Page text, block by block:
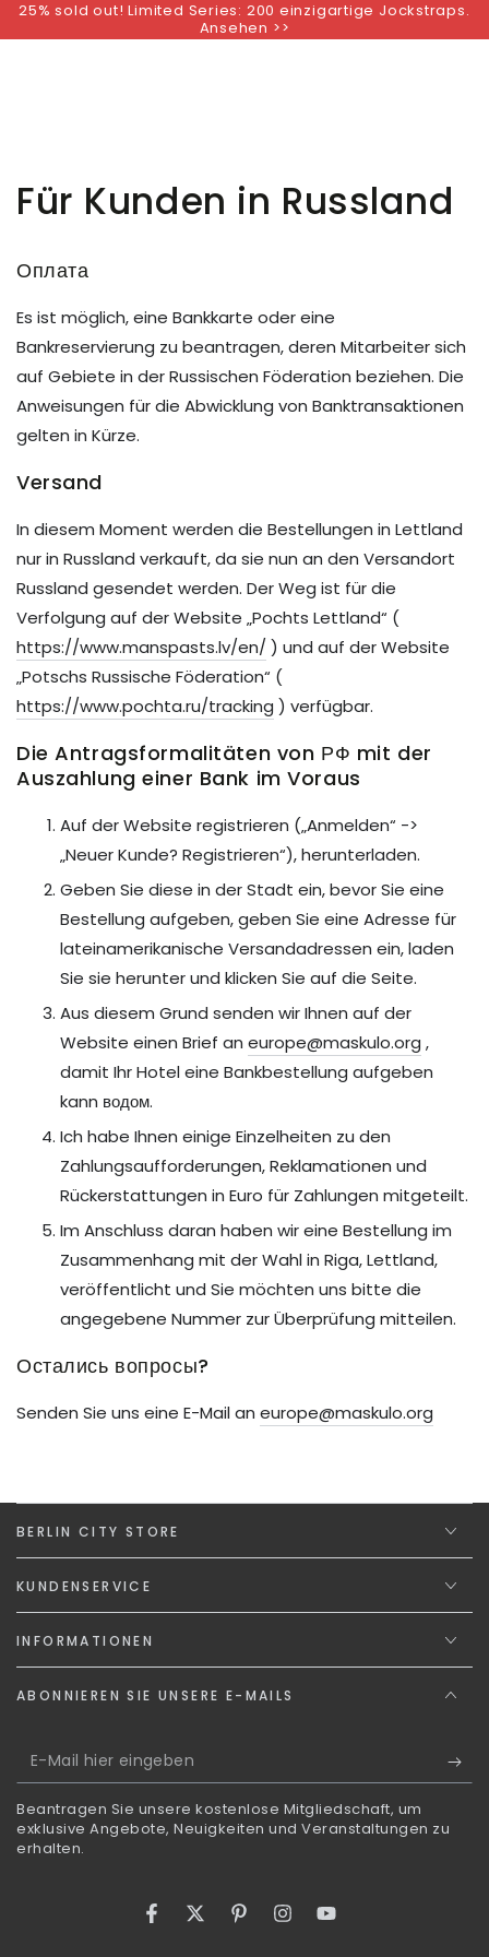
ZUM INHALT
25% sold out! Limited Series: 200 einzigartige Jockstraps.
Ansehen >>
Für Kunden in Russland
Оплата
Es ist möglich, eine Bankkarte oder eine
Bankreservierung zu beantragen, deren Mitarbeiter sich
auf Gebiete in der Russischen Föderation beziehen. Die
Anweisungen für die Abwicklung von Banktransaktionen
gelten in Kürze.
Versand
In diesem Moment werden die Bestellungen in Lettland
nur in Russland verkauft, da sie nun an den Versandort
Russland gesendet werden. Der Weg ist für die
Verfolgung auf der Website „Pochts Lettland“ (
https://www.manspasts.lv/en/ ) und auf der Website
„Potschs Russische Föderation“ (
https://www.pochta.ru/tracking ) verfügbar.
Die Antragsformalitäten von РФ mit der
Auszahlung einer Bank im Voraus
Auf der Website registrieren („Anmelden“ ->
„Neuer Kunde? Registrieren“), herunterladen.
Geben Sie diese in der Stadt ein, bevor Sie eine
Bestellung aufgeben, geben Sie eine Adresse für
lateinamerikanische Versandadressen ein, laden
Sie sie herunter und klicken Sie auf die Seite.
Aus diesem Grund senden wir Ihnen auf der
Website einen Brief an europe@maskulo.org ,
damit Ihr Hotel eine Bankbestellung aufgeben
kann водом.
Ich habe Ihnen einige Einzelheiten zu den
Zahlungsaufforderungen, Reklamationen und
Rückerstattungen in Euro für Zahlungen mitgeteilt.
Im Anschluss daran haben wir eine Bestellung im
Zusammenhang mit der Wahl in Riga, Lettland,
veröffentlicht und Sie möchten uns bitte die
angegebene Nummer zur Überprüfung mitteilen.
Остались вопросы?
Senden Sie uns eine E-Mail an europe@maskulo.org
BERLIN CITY STORE
KUNDENSERVICE
INFORMATIONEN
ABONNIEREN SIE UNSERE E-MAILS
E-
Mail
hier
eingeben
Beantragen Sie unsere kostenlose Mitgliedschaft, um
exklusive Angebote, Neuigkeiten und Veranstaltungen zu
erhalten.
FacebookTwitterPinterestInstagramYouTube